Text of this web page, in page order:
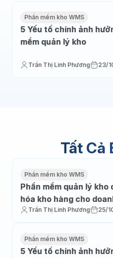
Phần mềm kho WMS
5 Yếu tố chính ảnh
mềm quản lý kho
Trần Thị Linh Phương 23/
Tất Cả
Phần mềm kho WMS
Phần mềm quản lý
hóa kho hàng cho
Trần Thị Linh Phương 25/
Phần mềm kho WMS
5 Yếu tố chính ảnh